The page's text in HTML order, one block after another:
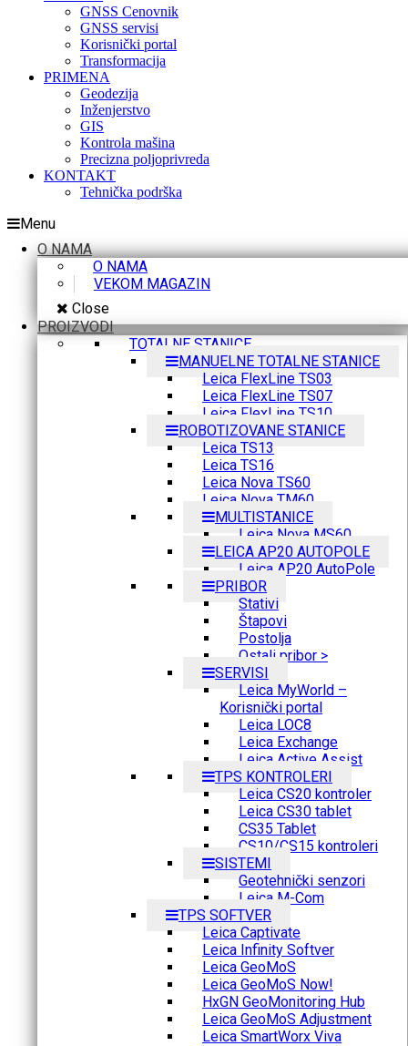
GNSS Cenovnik
GNSS servisi
Korisnički portal
Transformacija
PRIMENA
Geodezija
Inženjerstvo
GIS
Kontrola mašina
Precizna poljoprivreda
KONTAKT
Tehnička podrška
Menu
O NAMA
O NAMA
VEKOM MAGAZIN
Close
PROIZVODI
TOTALNE STANICE
MANUELNE TOTALNE STANICE
Leica FlexLine TS03
Leica FlexLine TS07
Leica FlexLine TS10
ROBOTIZOVANE STANICE
Leica TS13
Leica TS16
Leica Nova TS60
Leica Nova TM60
MULTISTANICE
Leica Nova MS60
LEICA AP20 AUTOPOLE
Leica AP20 AutoPole
PRIBOR
Stativi
Štapovi
Postolja
Ostali pribor >
SERVISI
Leica MyWorld –
Korisnički portal
Leica LOC8
Leica Exchange
Leica Active Assist
TPS KONTROLERI
Leica CS20 kontroler
Leica CS30 tablet
CS35 Tablet
CS10/CS15 kontroleri
SISTEMI
Geotehnički senzori
Leica M-Com
TPS SOFTVER
Leica Captivate
Leica Infinity Softver
Leica GeoMoS
Leica GeoMoS Now!
HxGN GeoMonitoring Hub
Leica GeoMoS Adjustment
Leica SmartWorx Viva